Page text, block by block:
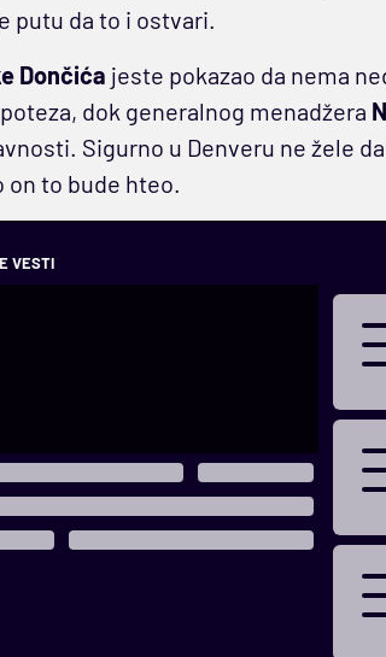
putu da to i ostvari.
Dončića jeste pokazao da nema
dok generalnog menadžera
Sigurno u Denveru ne žele
on to bude hteo.
VESTI